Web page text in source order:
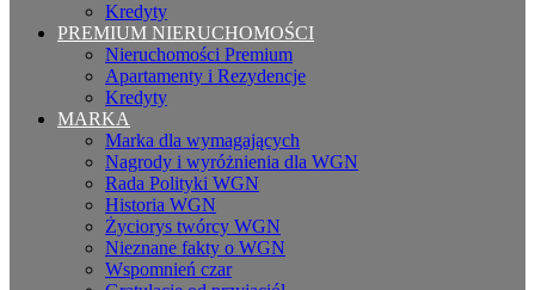
Kredyty
PREMIUM NIERUCHOMOŚCI
Nieruchomości Premium
Apartamenty i Rezydencje
Kredyty
MARKA
Marka dla wymagających
Nagrody i wyróżnienia dla WGN
Rada Polityki WGN
Historia WGN
Życiorys twórcy WGN
Nieznane fakty o WGN
Wspomnień czar